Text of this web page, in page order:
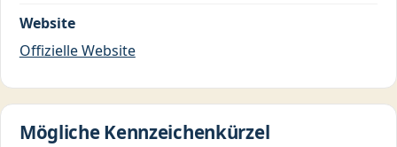
Website
Offizielle Website
Mögliche Kennzeichenkürzel